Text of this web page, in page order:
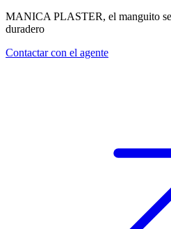
MANICA PLASTER, el manguito
duradero
Contactar con el agente